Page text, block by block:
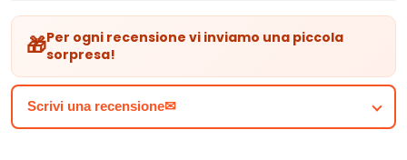
🎁Per ogni recensione vi inviamo una piccola
sorpresa!
Scrivi una recensione✉